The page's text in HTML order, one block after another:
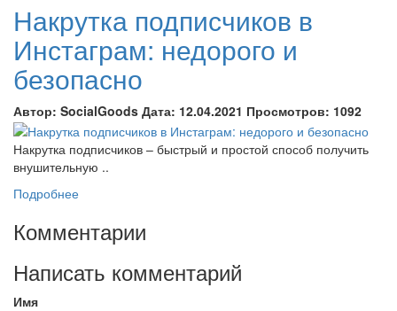
Накрутка подписчиков в
Инстаграм: недорого и
безопасно
Автор: SocialGoods Дата: 12.04.2021 Просмотров: 1092
Накрутка подписчиков – быстрый и простой способ получить
внушительную ..
Подробнее
Комментарии
Написать комментарий
Имя